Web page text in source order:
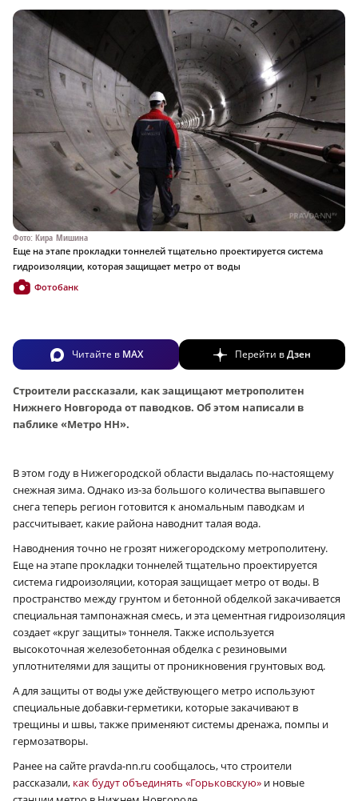
Фото: Кира Мишина
Еще на этапе прокладки тоннелей тщательно проектируется система
гидроизоляции, которая защищает метро от воды
Фотобанк
Читайте в MAX Перейти вДзен
Строители рассказали, как защищают метрополитен
Нижнего Новгорода от паводков. Об этом написали в
паблике «Метро НН».
В этом году в Нижегородской области выдалась по-настоящему
снежная зима. Однако из-за большого количества выпавшего
снега теперь регион готовится к аномальным паводкам и
рассчитывает, какие района наводнит талая вода.
Наводнения точно не грозят нижегородскому метрополитену.
Еще на этапе прокладки тоннелей тщательно проектируется
система гидроизоляции, которая защищает метро от воды. В
пространство между грунтом и бетонной обделкой закачивается
специальная тампонажная смесь, и эта цементная гидроизоляция
создает «круг защиты» тоннеля. Также используется
высокоточная железобетонная обделка с резиновыми
уплотнителями для защиты от проникновения грунтовых вод.
А для защиты от воды уже действующего метро используют
специальные добавки-герметики, которые закачивают в
трещины и швы, также применяют системы дренажа, помпы и
гермозатворы.
Ранее на сайте pravda-nn.ru сообщалось, что строители
рассказали, как будут объединять «Горьковскую» и новые